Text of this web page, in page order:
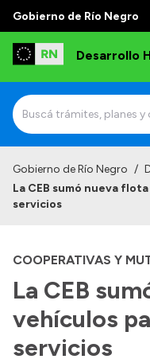
Gobierno de Río Negro
Desarrollo
Institucional
Autoridades
Delegaciones
Normativa
Gobierno de Río Negro /
La CEB sumó nueva
servicios
COOPERATIVAS Y
La CEB
vehículos
servicios